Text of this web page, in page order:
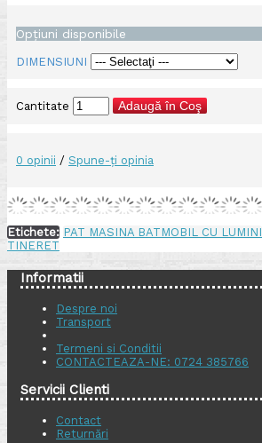
Opţiuni disponibile
DIMENSIUNI
Cantitate Adaugă în Coş
0 opinii / Spune-ţi opinia
Etichete: PAT MASINA BATMOBIL CU LUMINI
TINERET
Informatii
Despre noi
Transport
Termeni si Conditii
CONTACTEAZA-NE: 0724 385766
Servicii Clienti
Contact
Returnări